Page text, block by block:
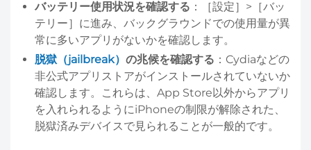
バッテリー使用状況を確認する ：［設定］>［バッ
テリー］に進み、バックグラウンドでの使用量が異
常に多いアプリがないかを確認します。
脱獄（jailbreak） の兆候を確認する ：Cydiaなどの
非公式アプリストアがインストールされていないか
確認します。これらは、App Store以外からアプリ
を入れられるようにiPhoneの制限が解除された、
脱獄済みデバイスで見られることが一般的です。